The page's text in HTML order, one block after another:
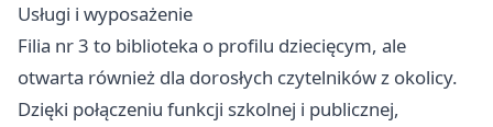
Usługi i wyposażenie
Filia nr 3 to biblioteka o profilu dziecięcym, ale
otwarta również dla dorosłych czytelników z okolicy.
Dzięki połączeniu funkcji szkolnej i publicznej,